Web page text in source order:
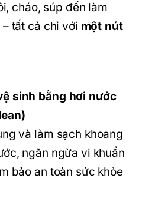
cháo, súp đến làm
tất cả chỉ với một nút
sinh bằng hơi nước
và làm sạch khoang
ngăn ngừa vi khuẩn
bảo an toàn sức khỏe